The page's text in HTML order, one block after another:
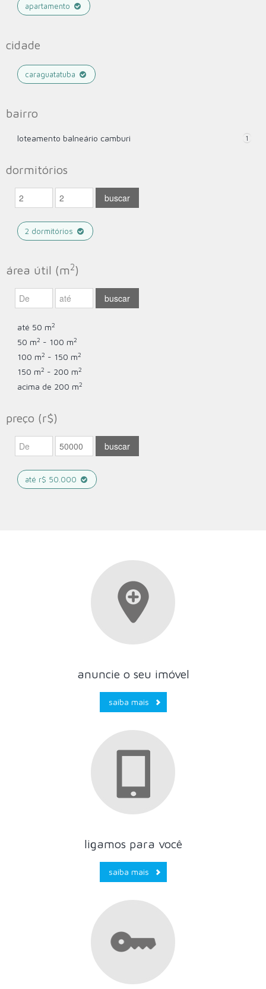
apartamento
cidade
caraguatatuba
bairro
loteamento balneário camburi 1
dormitórios
2 dormitórios
área útil (m2)
até 50 m2
50 m2 - 100 m2
100 m2 - 150 m2
150 m2 - 200 m2
acima de 200 m2
preço (r$)
até r$ 50.000
anuncie o seu imóvel
saiba mais
ligamos para você
saiba mais